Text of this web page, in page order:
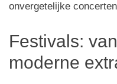
onvergetelijke
Festivals:
moderne